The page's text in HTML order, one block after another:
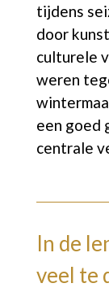
tijdens
door
culturele
weren
een goed
centrale
In de
veel te